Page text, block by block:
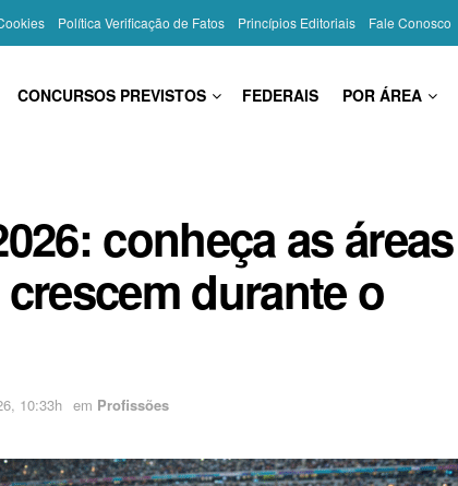
Política Verificação de Fatos Princípios Editoriais Fale Conosco
CONCURSOS PREVISTOS FEDERAIS POR ÁREA
conheça as áreas
durante o
10:33h em Profissões